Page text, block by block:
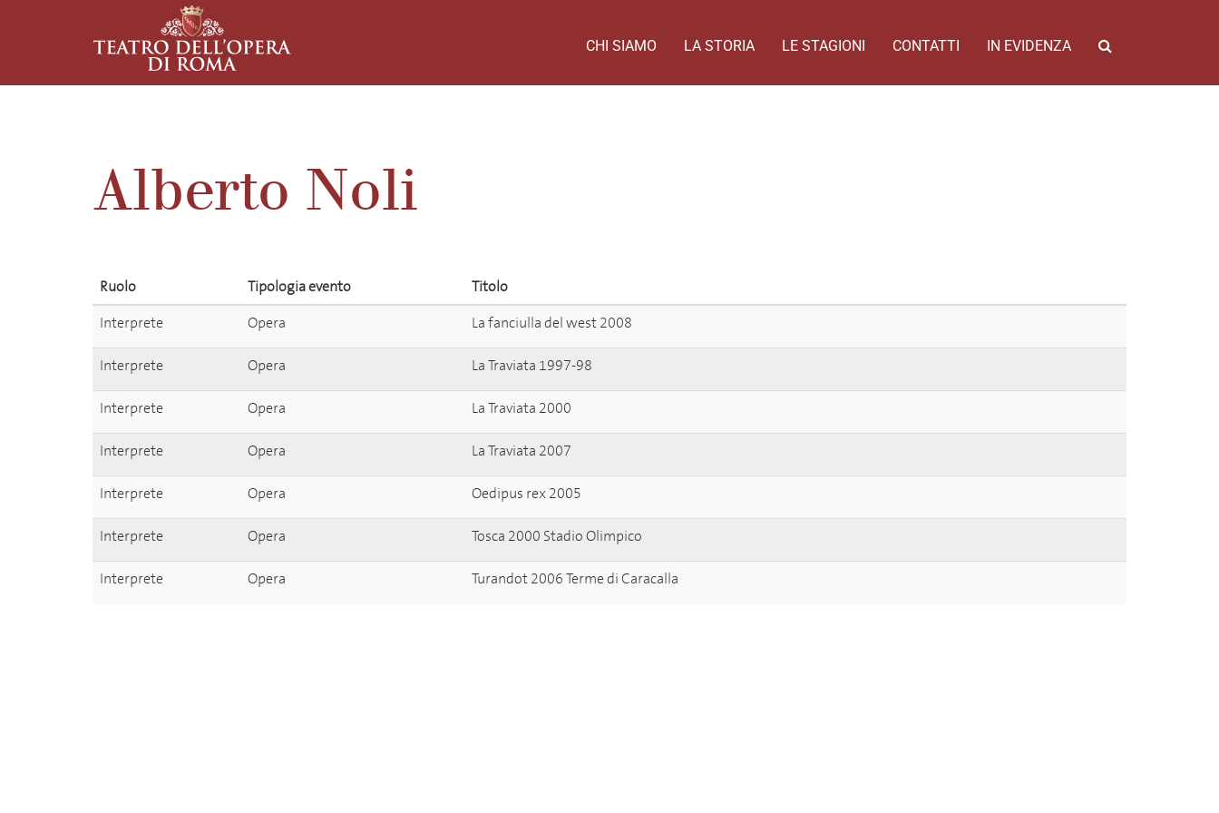
CHI SIAMO LA STORIA LE STAGIONI CONTATTI IN EVIDENZA
Alberto Noli
Ruolo Tipologia evento
Titolo
Interprete
Opera La fanciulla del west 2008
Interprete Opera La Traviata 1997-98
Interprete Opera La Traviata 2000
Interprete Opera La Traviata 2007
Interprete Opera Oedipus rex 2005
Interprete Opera Tosca 2000 Stadio Olimpico
Interprete Opera Turandot 2006 Terme di Caracalla